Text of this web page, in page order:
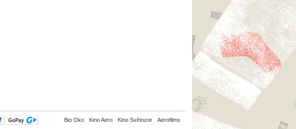
Bio Oko Kino Aero Kino Světozor Aerofilms